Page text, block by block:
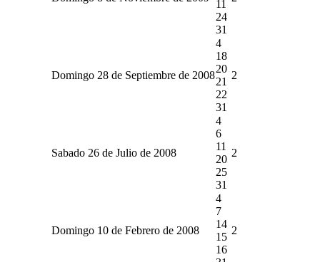
11
24
31
Domingo 28 de Septiembre de 2008
4
18
20
21
22
31
2
Sabado 26 de Julio de 2008
4
6
11
20
25
31
2
Domingo 10 de Febrero de 2008
4
7
14
15
16
2